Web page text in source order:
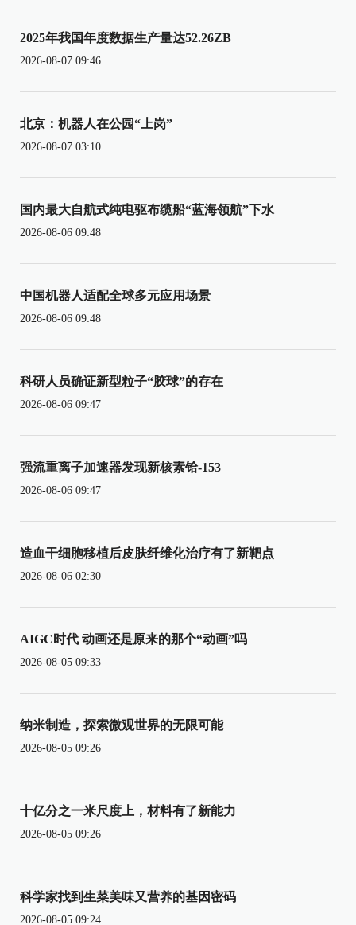
2025年我国年度数据生产量达52.26ZB
2026-08-07 09:46
北京：机器人在公园“上岗”
2026-08-07 03:10
国内最大自航式纯电驱布缆船“蓝海领航”下水
2026-08-06 09:48
中国机器人适配全球多元应用场景
2026-08-06 09:48
科研人员确证新型粒子“胶球”的存在
2026-08-06 09:47
强流重离子加速器发现新核素铪-153
2026-08-06 09:47
造血干细胞移植后皮肤纤维化治疗有了新靶点
2026-08-06 02:30
AIGC时代 动画还是原来的那个“动画”吗
2026-08-05 09:33
纳米制造，探索微观世界的无限可能
2026-08-05 09:26
十亿分之一米尺度上，材料有了新能力
2026-08-05 09:26
科学家找到生菜美味又营养的基因密码
2026-08-05 09:24